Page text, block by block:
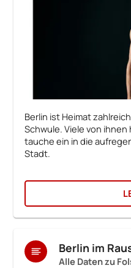
Berlin ist Heimat
Schwule. Viele von
tauche ein in die
Stadt.
Berlin im
Alle Daten zu